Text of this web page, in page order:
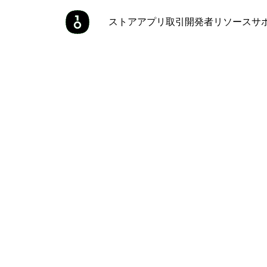
ストアアプリ 取引 開発者リソースサ